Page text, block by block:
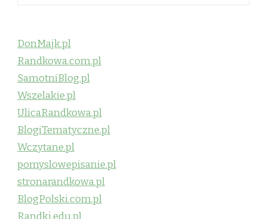
DonMajk.pl
Randkowa.com.pl
SamotniBlog.pl
Wszelakie.pl
UlicaRandkowa.pl
BlogiTematyczne.pl
Wczytane.pl
pomyslowepisanie.pl
stronarandkowa.pl
BlogPolski.com.pl
Randki.edu.pl